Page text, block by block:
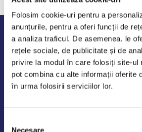
Folosim cookie-uri pentru a
anunțurile, pentru a oferi funcții de
a analiza traficul. De asemenea, le
rețele sociale, de publicitate și de
privire la modul în care folosiți site-ul
pot combina cu alte informații oferite
în urma folosirii serviciilor lor.
Necesare
Program de lucru
Luni - Vineri: 09:00-18:00
Sambata - Duminica: 10:00-14:00